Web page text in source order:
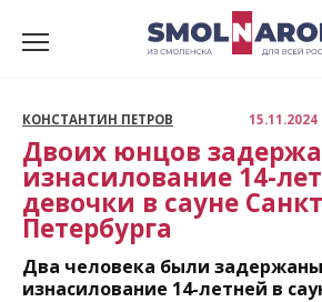
КОНСТАНТИН ПЕТРОВ 15.11.2024
Двоих юнцов
изнасилование 14-
девочки в сауне
Петербурга
Два человека были
изнасилование 14-летней в